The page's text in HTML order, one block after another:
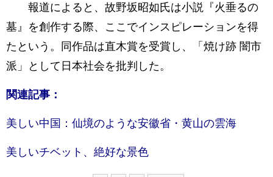
報道によると、故野坂昭如氏は小説『火垂るの
墓』を創作する際、ここでインスピレーションを得
たという。同作品は直木賞を受賞し、「焼け跡 闇市
派」として日本社会を批判した。
関連記事：
美しい中国：仙境のような安徽省・黄山の雲海
美しいチベット、絶好な景色